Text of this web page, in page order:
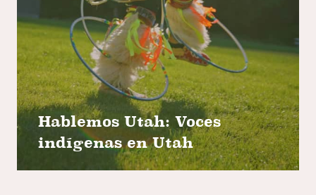
Hablemos Utah: Voces
indígenas en Utah